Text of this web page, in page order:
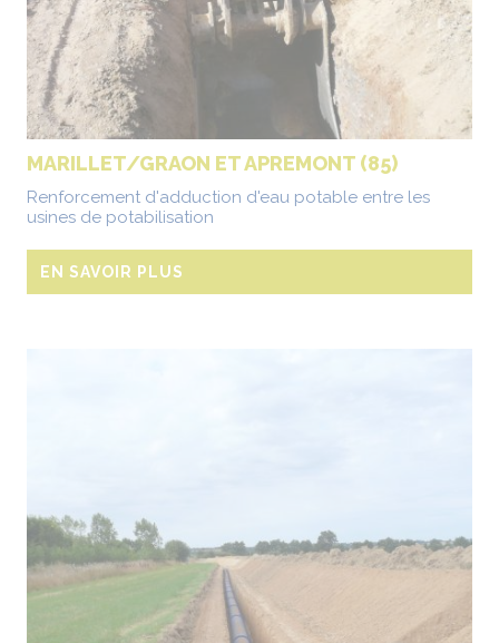
MARILLET/GRAON ET APREMONT (85)
Renforcement d'adduction d'eau potable entre les
usines de potabilisation
EN SAVOIR PLUS